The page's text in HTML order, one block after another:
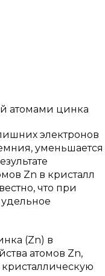
атомами цинка
электронов
уменьшается
Zn в кристалл
что при
(Zn) в
атомов Zn,